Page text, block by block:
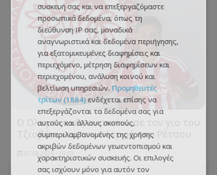
Ο Ολυμπιακός ανακοίνωσε τον γιο του
Τζιοβάνι και τον αδερφό του Ρέτσου
συσκευή σας και να επεξεργαζόμαστε
προσωπικά δεδομένα, όπως τη
διεύθυνση IP σας, μοναδικά
αναγνωριστικά και δεδομένα περιήγησης,
για εξατομικευμένες διαφημίσεις και
περιεχόμενο, μέτρηση διαφημίσεων και
περιεχομένου, ανάλυση κοινού και
βελτίωση υπηρεσιών. Προμηθευτές
τρίτων (1884) ενδέχεται επίσης να
επεξεργάζονται τα δεδομένα σας για
αυτούς και άλλους σκοπούς,
συμπεριλαμβανομένης της χρήσης
ακριβών δεδομένων γεωεντοπισμού και
χαρακτηριστικών συσκευής. Οι επιλογές
σας ισχύουν μόνο για αυτόν τον